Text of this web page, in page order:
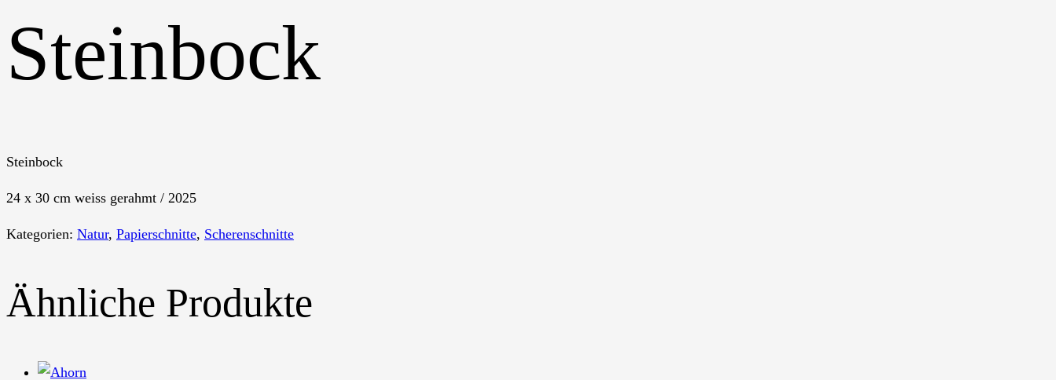
Steinbock
Steinbock
24 x 30 cm weiss gerahmt / 2025
Kategorien: Natur, Papierschnitte, Scherenschnitte
Ähnliche Produkte